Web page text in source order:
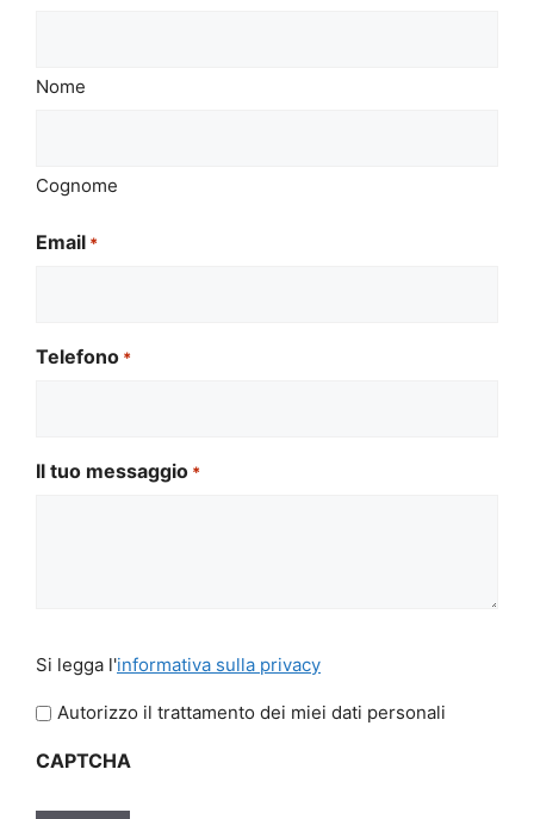
Nome
Cognome
Email *
Telefono *
Il tuo messaggio *
legga
l'informativa
privacy
Si legga l'informativa sulla privacy
Autorizzo il trattamento dei miei dati personali
CAPTCHA